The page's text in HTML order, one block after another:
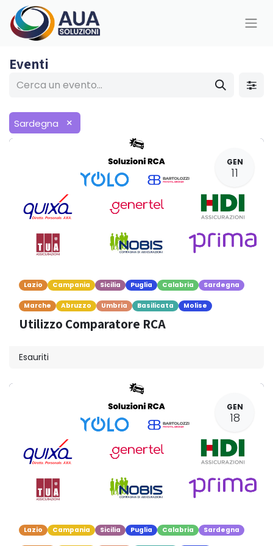
Eventi
Sardegna ×
GEN
11
Lazio Campania Sicilia Puglia Calabria Sardegna
Marche Abruzzo Umbria Basilicata Molise
Utilizzo Comparatore RCA
Esauriti
GEN
18
Lazio Campania Sicilia Puglia Calabria Sardegna